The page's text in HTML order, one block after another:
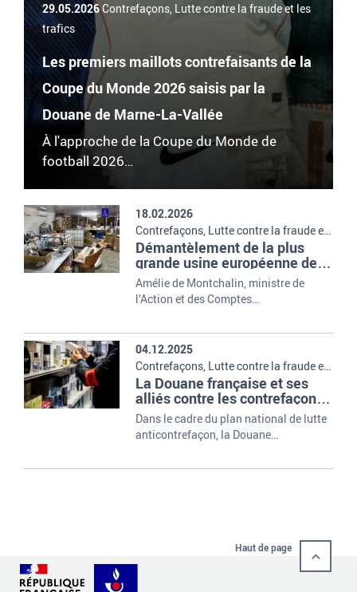
À l'approche de la Coupe du Monde de
football 2026…
Les premiers maillots contrefaisants de la
Coupe du Monde 2026 saisis par la
Douane de Marne-La-Vallée
29.05.2026Contrefaçons, Lutte contre la fraude et les
trafics
Amélie de Montchalin, ministre de
l’Action et des Comptes…
Démantèlement de la plus
grande usine européenne de
parfums contrefaits en
Catalogne
18.02.2026
Contrefaçons, Lutte contre la fraude et
les trafics
Dans le cadre du plan national de lutte
anticontrefaçon, la Douane…
La Douane française et ses
alliés contre les contrefaçons
de parfums
04.12.2025
Contrefaçons, Lutte contre la fraude et
les trafics
Haut de page